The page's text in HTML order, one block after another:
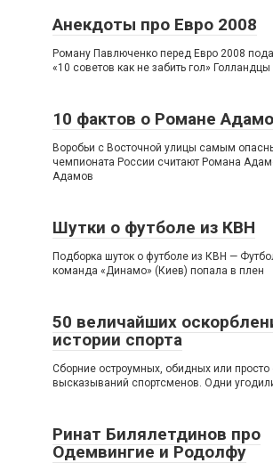
Анекдоты про Евро 2008
Роману Павлюченко перед Евро 2008
«10 советов как не забить гол» Голландцы
10 фактов о Романе
Воробьи с Восточной улицы самым
чемпионата России считают Романа
Адамов
Шутки о футболе из КВН
Подборка шуток о футболе из КВН —
команда «Динамо» (Киев) попала в плен
50 величайших
истории спорта
Сборние остроумных, обидных или просто
высказываний спортсменов. Одни
Ринат Билялетдинов про
Одемвингие и Родолфу